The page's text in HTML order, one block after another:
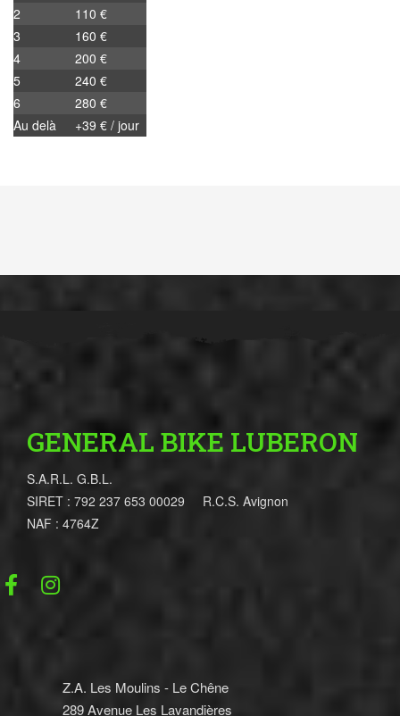
2
110 €
3
160 €
4
200 €
5
240 €
6
280 €
Au delà
+39 € / jour
GENERAL BIKE LUBERON
S.A.R.L. G.B.L.
SIRET : 792 237 653 00029 R.C.S. Avignon
NAF : 4764Z
Z.A. Les Moulins - Le Chêne
289 Avenue Les Lavandières